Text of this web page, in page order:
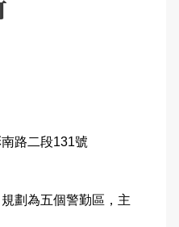
路二段131號
劃為五個警勤區，主